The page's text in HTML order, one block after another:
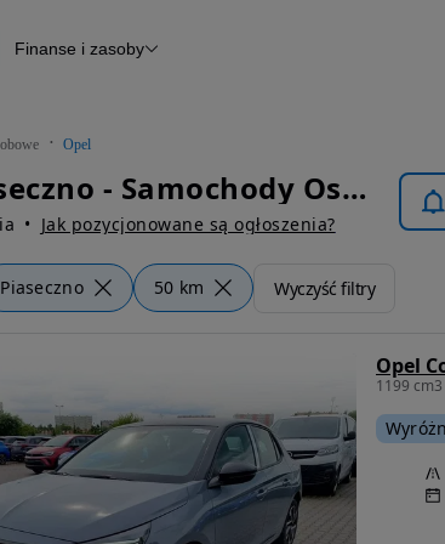
Raport z inspekcji
Otomoto News
Finanse i zasoby
Opel
Opel Piaseczno - Samochody Osobowe
Jak pozycjonowane są ogłoszenia?
Piaseczno 50 km Wyczyść filtry
Opel
1199 cm3